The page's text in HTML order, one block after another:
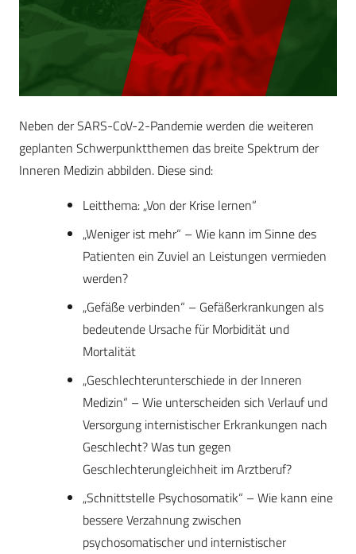
Neben der SARS-CoV-2-Pandemie werden die weiteren
geplanten Schwerpunktthemen das breite Spektrum der
Inneren Medizin abbilden. Diese sind:
Leitthema: „Von der Krise lernen“
„Weniger ist mehr“ – Wie kann im Sinne des
Patienten ein Zuviel an Leistungen vermieden
werden?
„Gefäße verbinden“ – Gefäßerkrankungen als
bedeutende Ursache für Morbidität und
Mortalität
„Geschlechterunterschiede in der Inneren
Medizin“ – Wie unterscheiden sich Verlauf und
Versorgung internistischer Erkrankungen nach
Geschlecht? Was tun gegen
Geschlechterungleichheit im Arztberuf?
„Schnittstelle Psychosomatik“ – Wie kann eine
bessere Verzahnung zwischen
psychosomatischer und internistischer